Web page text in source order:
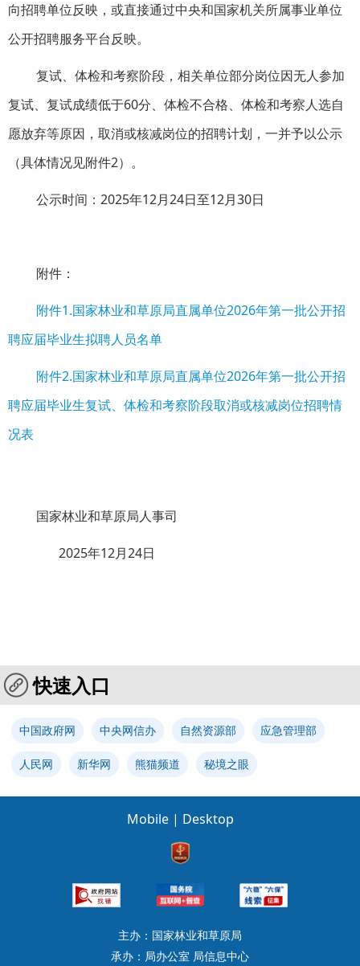
向招聘单位反映，或直接通过中央和国家机关所属事业单位
公开招聘服务平台反映。
复试、体检和考察阶段，相关单位部分岗位因无人参加
复试、复试成绩低于60分、体检不合格、体检和考察人选自
愿放弃等原因，取消或核减岗位的招聘计划，一并予以公示
（具体情况见附件2）。
公示时间：2025年12月24日至12月30日
附件：
附件1.国家林业和草原局直属单位2026年第一批公开招
聘应届毕业生拟聘人员名单
附件2.国家林业和草原局直属单位2026年第一批公开招
聘应届毕业生复试、体检和考察阶段取消或核减岗位招聘情
况表
国家林业和草原局人事司
2025年12月24日
快速入口
中国政府网 中央网信办 自然资源部 应急管理部
人民网 新华网 熊猫频道 秘境之眼
Mobile | Desktop
主办：国家林业和草原局
承办：局办公室 局信息中心